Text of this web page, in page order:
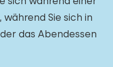
Sie sich in
das Abendessen